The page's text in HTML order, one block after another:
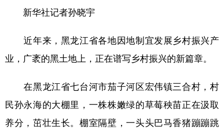
书画
法律 中央文件 金融 汽车
学术中国 乡村振兴 银龄 溯源中国
城市 旅游 能源 会展
新华社记者孙晓宇
近年来，黑龙江省各地因地制宜发展乡村振兴产
业，广袤的黑土地上，正在谱写乡村振兴的新篇章。
在黑龙江省七台河市茄子河区宏伟镇三合村，村
民孙永海的大棚里，一株株嫩绿的草莓秧苗正在汲取
养分，茁壮生长。棚室隔壁，一头头巴马香猪蹦蹦跳